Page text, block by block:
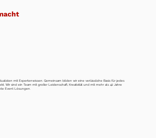
mit Expertenwissen. Gemeinsam bilden wir eine verlässliche Basis für jedes
Wir sind ein Team mit großer Leidenschaft, Kreativität und mit mehr als 42 Jahre
Event Lösungen.